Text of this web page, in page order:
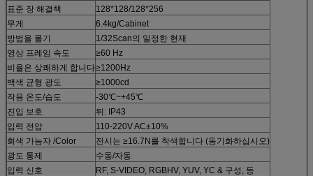
표준 장 해결책
128*128/128*256
무게
6.4kg/Cabinet
방법을 몰기
1/32Scan의 일정한 현재
영상 프레임 속도
≥60 Hz
비율은 상쾌하게 합니다≥1200Hz
백색 균형 광도
≥1000cd
작용 온도/습도
-30℃~+45℃
진입 보호
뒤: IP43
입력 전압
110-220V AC±10%
회색 가늠자 /Color
전시는 ≥16.7N를 착색합니다 (동기화하십시오)
광도 통제
수동/자동
입력 신호
RF, S-VIDEO, RGBHV, YUV, YC & 구성, 등